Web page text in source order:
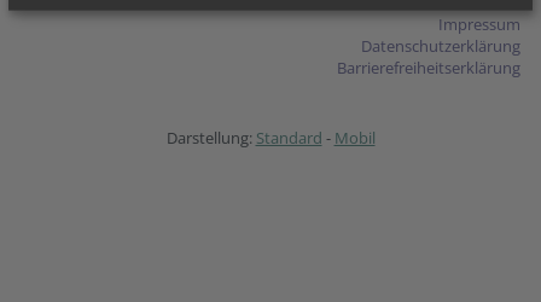
Impressum
Datenschutzerklärung
Barrierefreiheitserklärung
Darstellung: Standard - Mobil